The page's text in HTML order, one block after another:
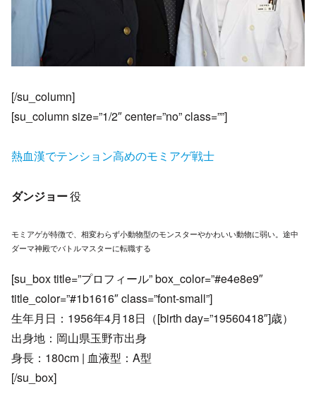
[/su_column]
[su_column size=”1/2″ center=”no” class=””]
熱血漢でテンション高めのモミアゲ戦士
ダンジョー役
モミアゲが特徴で、相変わらず小動物型のモンスターやかわいい動物に弱い。途中
ダーマ神殿でバトルマスターに転職する
[su_box title=”プロフィール” box_color=”#e4e8e9″
title_color=”#1b1616″ class=”font-small”]
生年月日：1956年4月18日（[birth day=”19560418″]歳）
出身地：岡山県玉野市出身
身長：180cm | 血液型：A型
[/su_box]